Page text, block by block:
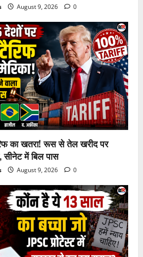
August 9, 2026 0
का खतरा! रूस से तेल खरीद पर
सीनेट में बिल पास
August 9, 2026 0